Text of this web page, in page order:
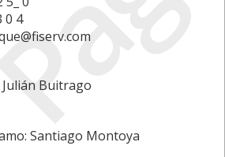
0 4
Buitrago
Santiago Montoya